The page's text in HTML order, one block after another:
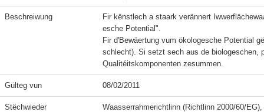
Beschreiwung
Fir kënstlech a staark verännert
esche Potential".
Fir d'Bewäertung vum ökologesche Potential
schlecht). Si setzt sech aus de biologeschen,
Qualitéitskomponenten zesummen.
Gülteg vun 08/02/2011
Stëchwieder Waasserrahmerichtlinn (Richtlinn 2000/60/